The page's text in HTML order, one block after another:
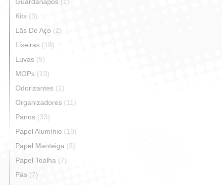
Kits (3)
Lãs De Aço (2)
Lixeiras (18)
Luvas (9)
MOPs (13)
Odorizantes (1)
Organizadores (11)
Panos (33)
Papel Alumínio (10)
Papel Manteiga (3)
Papel Toalha (7)
Pás (7)